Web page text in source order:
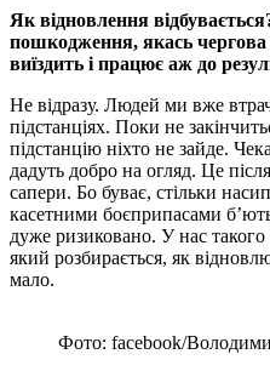
Як відновлення
пошкодження, якась чергова
виїздить і працює аж до
Не відразу. Людей ми вже
підстанціях. Поки не
підстанцію ніхто не зайде.
дадуть добро на огляд. Це
сапери. Бо буває, стільки
касетними боєприпасами
дуже ризиковано. У нас такого
який розбирається, як
мало.
Фото: facebook/